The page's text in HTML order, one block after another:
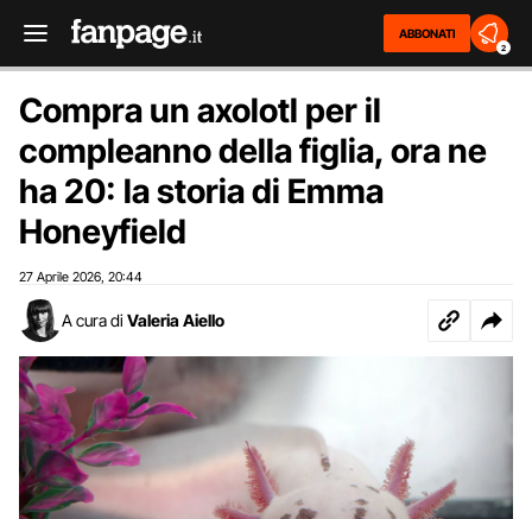
ABBONATI
2
Compra un axolotl per il
compleanno della figlia, ora ne
ha 20: la storia di Emma
Honeyfield
27 Aprile 2026 20:44
A cura di Valeria Aiello